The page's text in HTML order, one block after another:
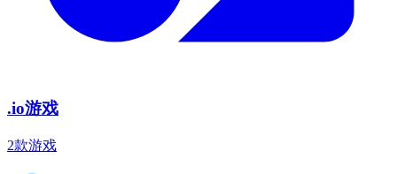
.io游戏
2款游戏